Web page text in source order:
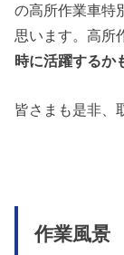
の高所作業車特
思います。高所
時に活躍するか
皆さまも是非、
作業風景